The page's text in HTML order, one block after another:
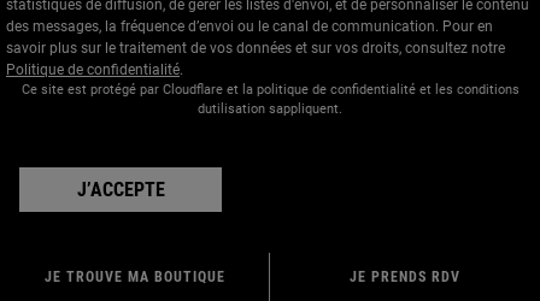
statistiques de diffusion, de gérer les listes d'envoi, et de personnaliser le contenu
des messages, la fréquence d’envoi ou le canal de communication. Pour en
savoir plus sur le traitement de vos données et sur vos droits, consultez notre
Politique de confidentialité.
Ce site est protégé par Cloudflare et la politique de confidentialité et les conditions
dutilisation sappliquent.
J’ACCEPTE
JE TROUVE MA BOUTIQUE JE PRENDS RDV